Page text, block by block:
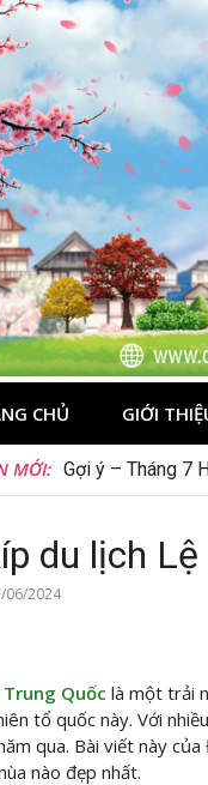
CHỦ GIỚI
MỚI: Tips du lịch
du lịch
06/2024
Quốc là một trải
tổ quốc này. Với
qua. Bài viết này
nào đẹp nhất.